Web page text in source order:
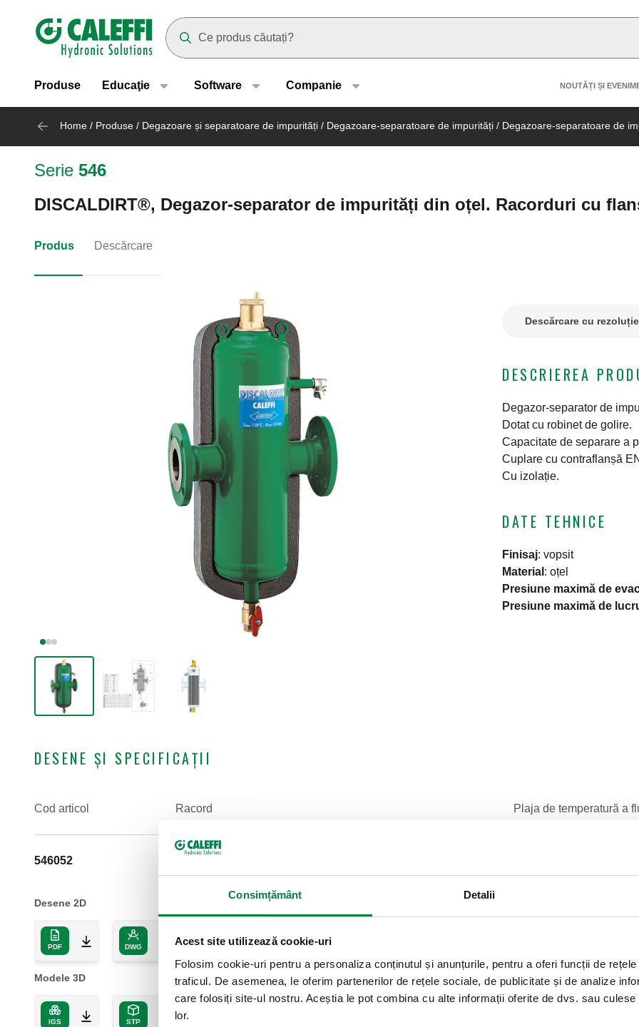
Consimțământ Detalii
Acest site utilizează cookie-uri
Folosim cookie-uri pentru a personaliza conținutul și anunțurile, pentru a oferi funcții de
traficul. De asemenea, le oferim partenerilor de rețele sociale, de publicitate și de analize
care folosiți site-ul nostru. Aceștia le pot combina cu alte informații oferite de dvs. sau
lor.
Header main navigation
Produse Educaţie Software Companie Header
NOUTĂȚI ȘI
Home / Produse / Degazoare și separatoare de impurități / Degazoare-separatoare de impurități / Degazoare-separatoare de
Serie 546
DISCALDIRT®, Degazor-separator de impurități din oțel. Racorduri cu
Produs Descărcare
Descărcare cu
DESCRIEREA
Degazor-separator de
Dotat cu robinet de golire.
Capacitate de separare a
Cuplare cu contraflanșă
Cu izolație.
DATE TEHNICE
Finisaj: vopsit
Material : oțel
Presiune maximă de
Presiune maximă de
DESENE ȘI SPECIFICAȚII
Cod articol Racord
Plaja de temperatură a
546052
Desene 2D
PDF DWG DXF
Modele 3D
IGS STP
CALEFFI, 546052,
Racorduri cu flanșă. Cu
particulelor de până la 5 μm.
1092-1) PN 16. Presiune
10 bar. Plaja de